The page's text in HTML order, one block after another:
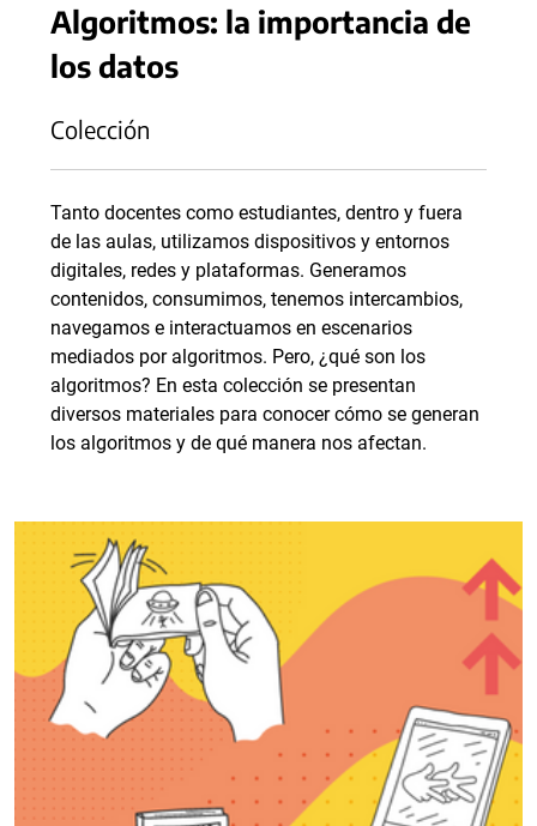
Algoritmos: la importancia de
los datos
Colección
Tanto docentes como estudiantes, dentro y fuera
de las aulas, utilizamos dispositivos y entornos
digitales, redes y plataformas. Generamos
contenidos, consumimos, tenemos intercambios,
navegamos e interactuamos en escenarios
mediados por algoritmos. Pero, ¿qué son los
algoritmos? En esta colección se presentan
diversos materiales para conocer cómo se generan
los algoritmos y de qué manera nos afectan.